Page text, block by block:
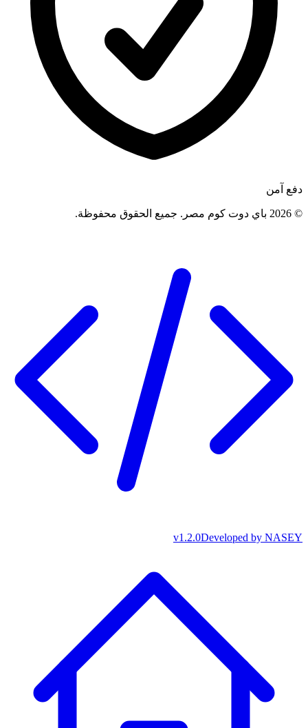
دفع آمن
©
2026 باي دوت كوم مصر . جميع الحقوق محفوظة.
Developed by NASEY
v1.2.0